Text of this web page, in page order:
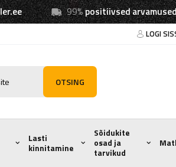
99%positiivsed
LOGI
OTSING
Lasti
kinnitamine
Sõidukite
osad ja
tarvikud